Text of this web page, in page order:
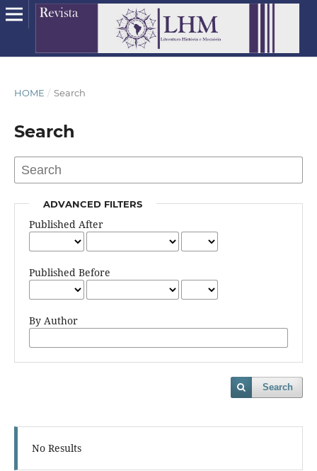
HOME / Search
Search
ADVANCED FILTERS
Published After
Published Before
By Author
Search
No Results